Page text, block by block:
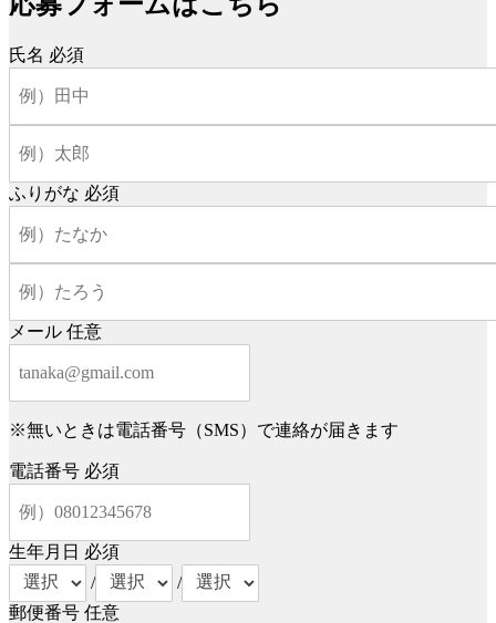
氏名 必須
ふりがな 必須
メール 任意
※無いときは電話番号（SMS）で連絡が届きます
電話番号 必須
生年月日 必須
/
/
郵便番号 任意